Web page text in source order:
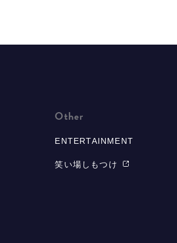
Other
ENTERTAINMENT
笑い場しもつけ